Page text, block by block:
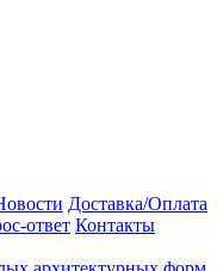
Доставка/Оплата
ответ Контакты